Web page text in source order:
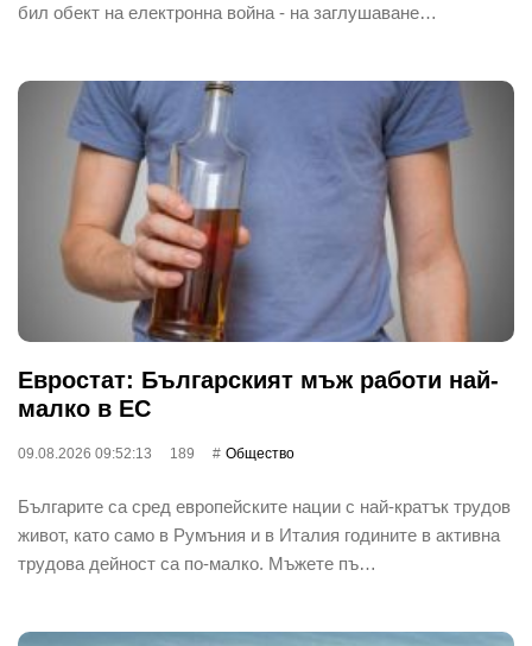
бил обект на електронна война - на заглушаване…
Евростат: Българският мъж работи най-
малко в ЕС
09.08.2026 09:52:13 189 Общество
Българите са сред европейските нации с най-кратък трудов
живот, като само в Румъния и в Италия годините в активна
трудова дейност са по-малко. Мъжете пъ…